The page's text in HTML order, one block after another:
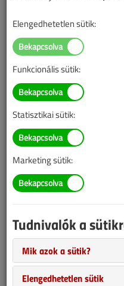
Indul a
2020/11. lapszám
Figylem! Ez a cikk 6 éve
információk mára
helyenként hiányos lehet
Az idei gázkészülék-
november első feléig is
Elengedhetetlen sütik:
Funkcionális sütik:
Statisztikai sütik:
Marketing sütik:
Tudnivalók a
Mik azok a sütik?
Elengedhetetlen sütik